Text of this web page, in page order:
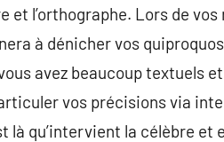
l’orthographe. Lors de
à dénicher vos
avez beaucoup textuels
vos précisions via
là qu’intervient la célèbre